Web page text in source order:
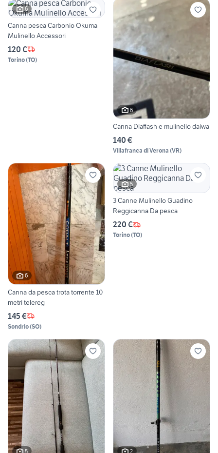
6
Canna pesca Carbonio Okuma
Mulinello Accessori
120 €
Torino(TO)
6
Canna Diaflash e mulinello daiwa
140 €
Villafranca di Verona (VR)
6
Canna da pesca trota torrente 10
metri telereg
145 €
Sondrio(SO)
5
3 Canne Mulinello Guadino
Reggicanna Da pesca
220 €
Torino(TO)
5 2